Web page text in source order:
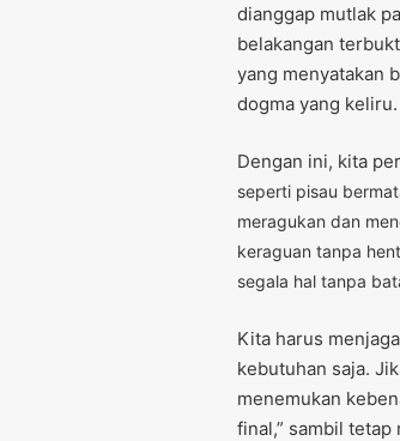
dianggap mutlak
belakangan
yang menyatakan
dogma yang keliru.
Dengan ini, kita
seperti pisau
meragukan dan
keraguan tanpa
segala hal tanpa
Kita harus
kebutuhan saja.
menemukan
final,” sambil